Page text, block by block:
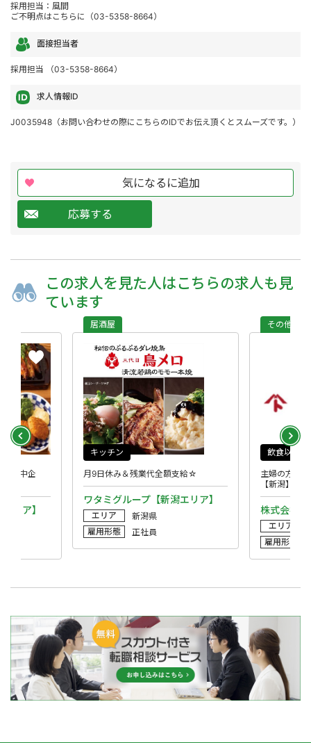
採用担当：風間
ご不明点はこちらに（03-5358-8664）
面接担当者
採用担当 （03-5358-8664）
求人情報ID
J0035948（お問い合わせの際にこちらのIDでお伝え頂くとスムーズです。）
気になるに追加
応募する
この求人を 見た人はこちらの求人も 見
ています
リア】
長中企
ワタミグループ【新潟エリア】
月9日休み＆残業代全額支給☆
居酒屋
キッチン
エリア
新潟県
雇用形態
正社員
株式会社
主婦の方歓
【新潟】
その他
飲食以外
エリア
雇用形態